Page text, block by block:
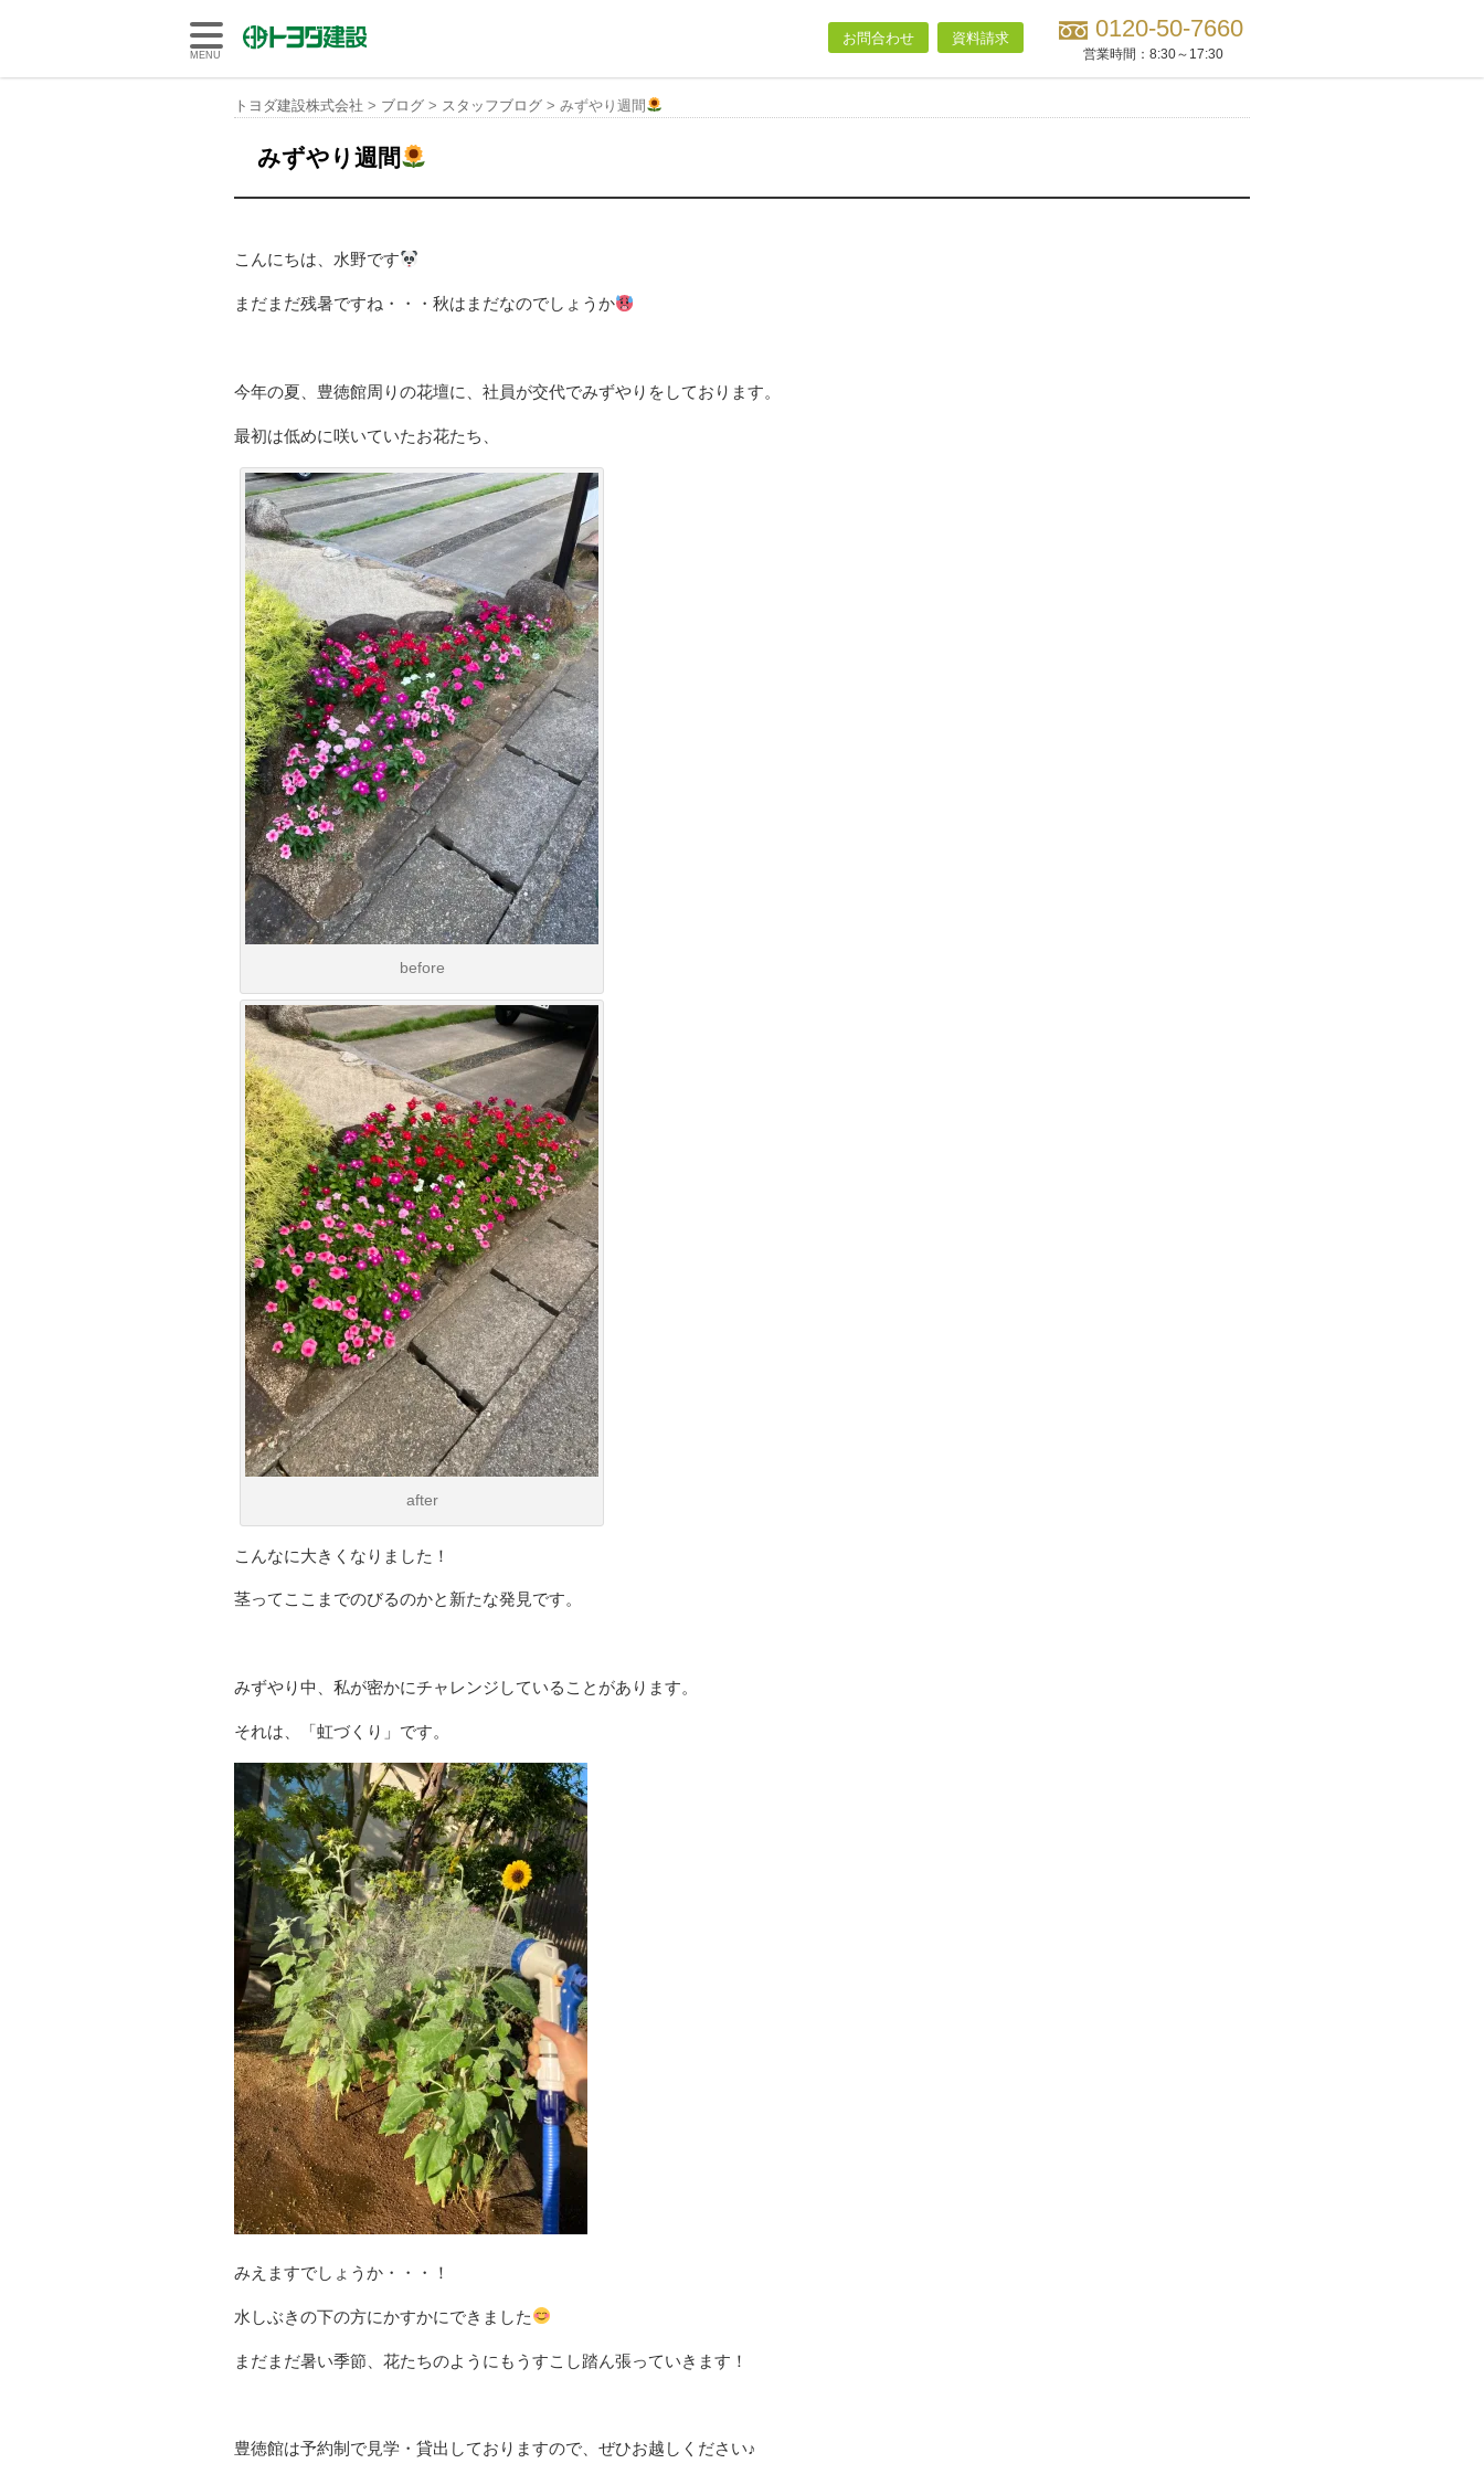
トヨダ建設株式会社
お問合わせ 資料請求 0120-50-7660
営業時間： 8:30～17:30
MENU
トヨダ建設株式会社 > ブログ > スタッフブログ > みずやり週間
みずやり週間
こんにちは、水野です
まだまだ残暑ですね・・・秋はまだなのでしょうか
今年の夏、豊徳館周りの花壇に、社員が交代でみずやりをしております。
最初は低めに咲いていたお花たち、
before
after
こんなに大きくなりました！
茎ってここまでのびるのかと新たな発見です。
みずやり中、私が密かにチャレンジしていることがあります。
それは、「虹づくり」です。
みえますでしょうか・・・！
水しぶきの下の方にかすかにできました
まだまだ暑い季節、花たちのようにもうすこし踏ん張っていきます！
豊徳館は予約制で見学・貸出しておりますので、ぜひお越しください♪